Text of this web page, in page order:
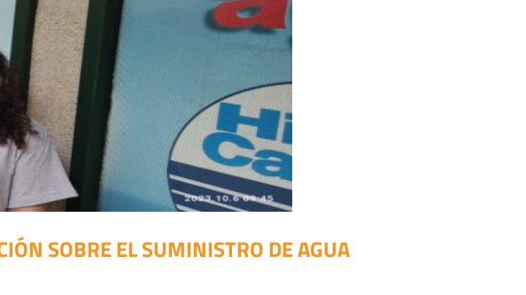
SOBRE EL SUMINISTRO DE AGUA